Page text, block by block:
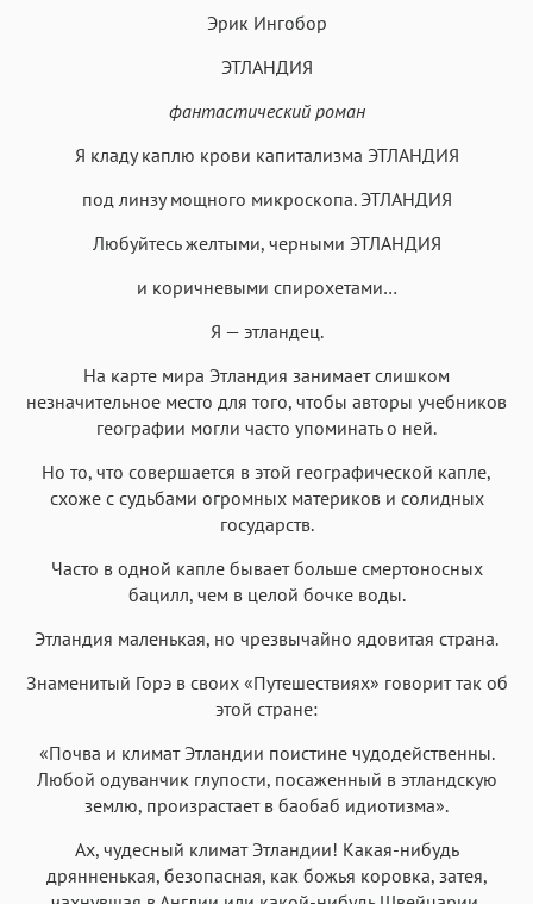
Аа Аа Аа Аа
Times
Аа Аа Аа Аа
Аа Аа
Georgia
Аа Аа
Courier New
Аа Аа
SF Mono
Эрик Ингобор
ЭТЛАНДИЯ
фантастический роман
Я кладу каплю крови капитализма ЭТЛАНДИЯ
под линзу мощного микроскопа. ЭТЛАНДИЯ
Любуйтесь желтыми, черными ЭТЛАНДИЯ
и коричневыми спирохетами…
Я — этландец.
На карте мира Этландия занимает слишком
незначительное место для того, чтобы авторы учебников
географии могли часто упоминать о ней.
Но то, что совершается в этой географической капле,
схоже с судьбами огромных материков и солидных
государств.
Часто в одной капле бывает больше смертоносных
бацилл, чем в целой бочке воды.
Этландия маленькая, но чрезвычайно ядовитая страна.
Знаменитый Горэ в своих «Путешествиях» говорит так об
этой стране:
«Почва и климат Этландии поистине чудодейственны.
Любой одуванчик глупости, посаженный в этландскую
землю, произрастает в баобаб идиотизма».
Ах, чудесный климат Этландии! Какая-нибудь
дрянненькая, безопасная, как божья коровка, затея,